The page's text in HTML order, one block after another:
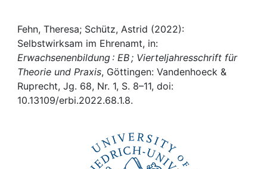
Institutions
Awards
My FIS
Fehn, Theresa; Schütz, Astrid (2022):
Selbstwirksam im Ehrenamt, in:
Erwachsenenbildung : EB ; Vierteljahresschrift für
Theorie und Praxis, Göttingen: Vandenhoeck &
Ruprecht, Jg. 68, Nr. 1, S. 8–11, doi:
10.13109/erbi.2022.68.1.8.